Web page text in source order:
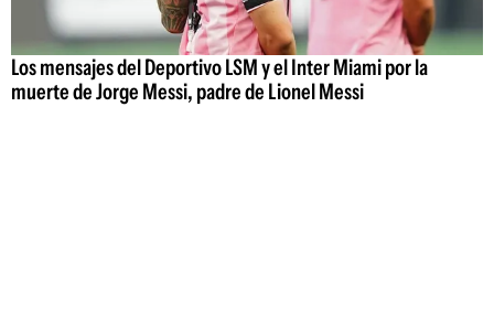
Los mensajes del Deportivo LSM y el Inter Miami por la
muerte de Jorge Messi, padre de Lionel Messi